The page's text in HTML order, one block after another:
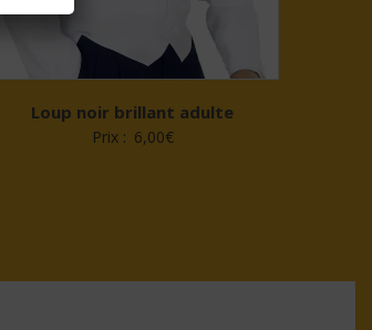
Loup noir brillant adulte
Prix : 6,00€